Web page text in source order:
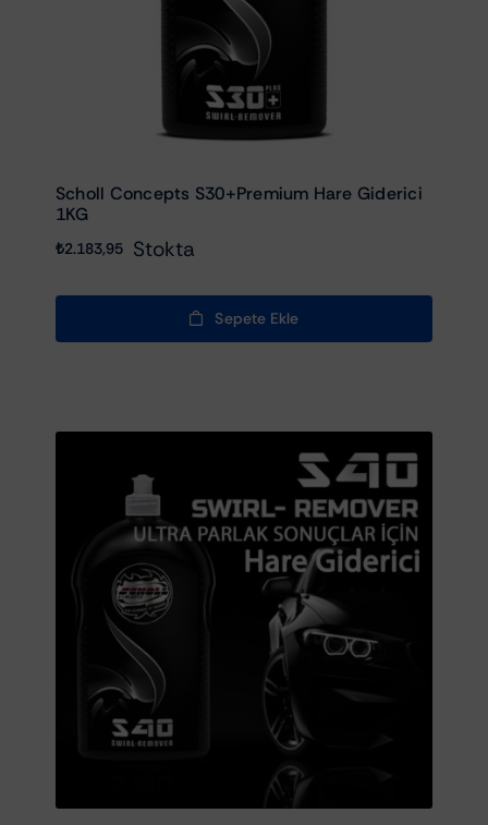
Scholl Concepts S30+Premium Hare Giderici
1KG
₺2.183,95 Stokta
Sepete Ekle